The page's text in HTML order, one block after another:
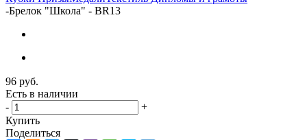
-Брелок "Школа" - BR13
96 руб.
Есть в наличии
-
+
Купить
Поделиться